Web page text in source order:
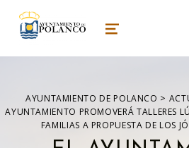
ayuntamiento de
AYUNTAMIENTO DE POLANCO MENU
AYUNTAMIENTO DE POLANCO >
AYUNTAMIENTO PROMOVERÁ TALLERES
FAMILIAS A PROPUESTA DE LOS